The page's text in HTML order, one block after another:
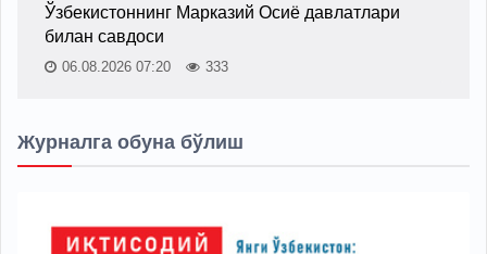
Ўзбекистоннинг Марказий Осиё давлатлари
билан савдоси
06.08.2026 07:20 333
Журналга обуна бўлиш